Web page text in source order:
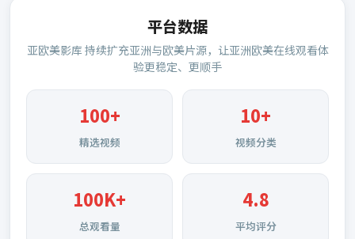
平台数据
亚欧美影库 持续扩充亚洲与欧美片源，让亚洲欧美在线观看体
验更稳定、更顺手
100+
精选视频
10+
视频分类
100K+
总观看量
4.8
平均评分